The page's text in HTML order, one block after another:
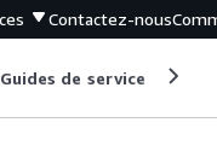
Contactez-nous
Guides de service